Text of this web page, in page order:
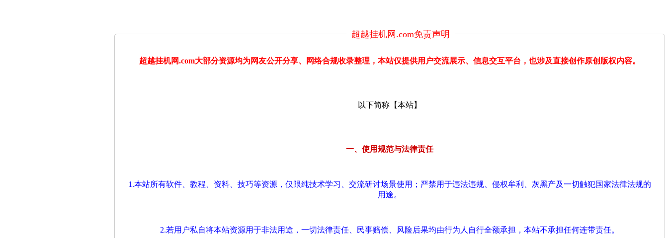
超越挂机网.com免责声明
超越挂机网.com大部分资源均为网友公开分享、网络合规收录整理，本站仅提供用户交流展示、信息交互平台，也涉及直接创作原创版权内容。
以下简称【本站】
一、使用规范与法律责任
1.本站所有软件、教程、资料、技巧等资源，仅限纯技术学习、交流研讨场景使用；严禁用于违法违规、侵权牟利、灰黑产及一切触犯国家法律法规的
用途。
2.若用户私自将本站资源用于非法用途，一切法律责任、民事赔偿、风险后果均由行为人自行全额承担，本站不承担任何连带责任。